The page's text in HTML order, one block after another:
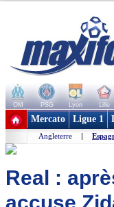
OM PSG Lyon Lille
+ de clubs
Mercato Ligue 1
Angleterre |
Real :